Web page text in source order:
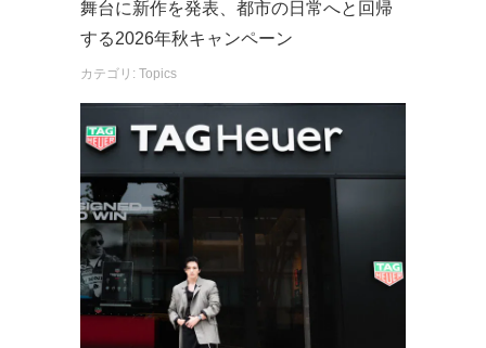
舞台に新作を発表、都市の日常へと回帰
する2026年秋キャンペーン
カテゴリ: Topics